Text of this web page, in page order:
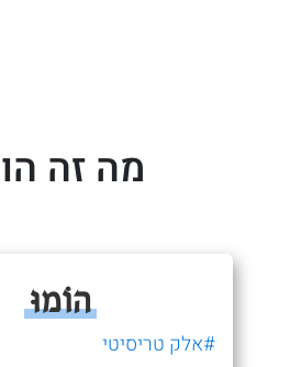
מה זה
הוֹמוּ
#אלק טריסיטי